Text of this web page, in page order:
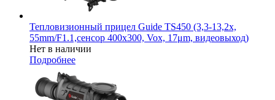
Тепловизионный прицел Guide TS450 (3,3-13,2x,
55mm/F1.1,сенсор 400х300, Vox, 17μm, видеовыход)
Нет в наличии
Подробнее